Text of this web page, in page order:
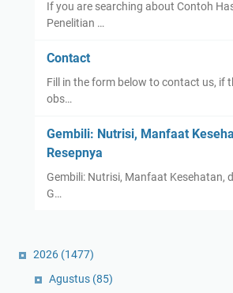
If you are searching about Contoh
Penelitian …
Contact
Fill in the form below to contact us, if
obs…
Gembili: Nutrisi, Manfaat
Resepnya
Gembili: Nutrisi, Manfaat Kesehatan,
G…
2026 (1477)
Agustus (85)